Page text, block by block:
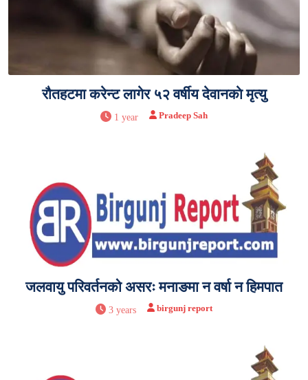
रौतहटमा करेन्ट लागेर ५२ वर्षीय देवानकाे मृत्यु
1 year Pradeep Sah
जलवायु परिवर्तनको असरः मनाङमा न वर्षा न हिमपात
3 years birgunj report